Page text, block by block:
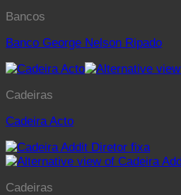
Bancos
Banco George Nelson Ripado
Cadeiras
Cadeira Acto
Cadeiras